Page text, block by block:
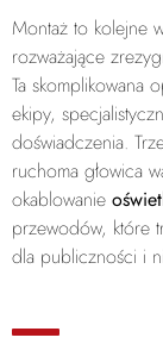
Montaż to kolejne
rozważające
Ta skomplikowana
ekipy,
doświadczenia.
ruchoma głowica
okablowanie
przewodów, które
dla publiczności i